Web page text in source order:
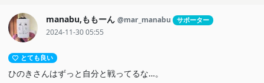
manabu,ももーん @mar_manabu サポーター
2024-11-30 05:55
とても良い
ひのきさんはずっと自分と戦ってるな…。